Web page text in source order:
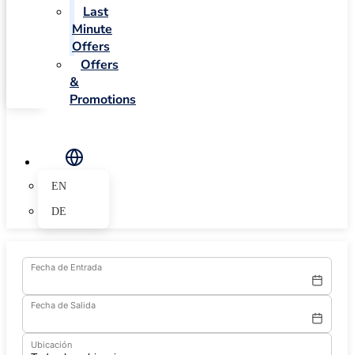
Last
Minute
Offers
Offers
&
Promotions
EN
DE
Fecha de Entrada
Fecha de Salida
Ubicación